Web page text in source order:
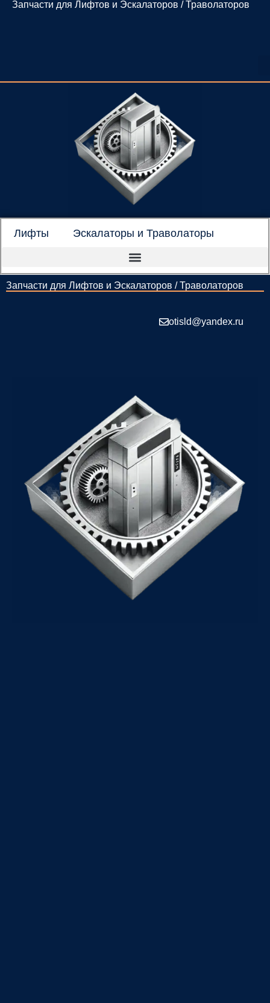
Перейти
Запчасти для Лифтов и Эскалаторов / Траволаторов
Лифты Эскалаторы и Траволаторы
Запчасти для Лифтов и Эскалаторов / Траволаторов
otisld@yandex.ru